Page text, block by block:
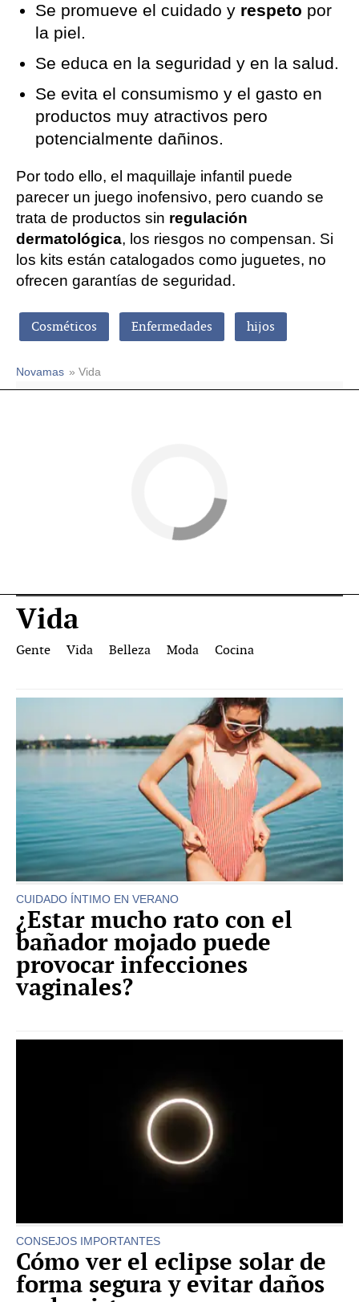
Se promueve el cuidado y respeto por
la piel.
Se educa en la seguridad y en la salud.
Se evita el consumismo y el gasto en
productos muy atractivos pero
potencialmente dañinos.
Por todo ello, el maquillaje infantil puede
parecer un juego inofensivo, pero cuando se
trata de productos sin regulación
dermatológica, los riesgos no compensan. Si
los kits están catalogados como juguetes, no
ofrecen garantías de seguridad.
Cosméticos Enfermedades hijos
Novamas » Vida
Vida
Gente Vida Belleza Moda Cocina
CUIDADO ÍNTIMO EN VERANO
¿Estar mucho rato con el
bañador mojado puede
provocar infecciones
vaginales?
CONSEJOS IMPORTANTES
Cómo ver el eclipse solar de
forma segura y evitar daños